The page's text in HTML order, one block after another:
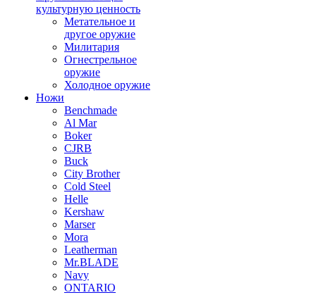
культурную ценность
Метательное и
другое оружие
Милитария
Огнестрельное
оружие
Холодное оружие
Ножи
Benchmade
Al Mar
Boker
CJRB
Buck
City Brother
Cold Steel
Helle
Kershaw
Marser
Mora
Leatherman
Mr.BLADE
Navy
ONTARIO